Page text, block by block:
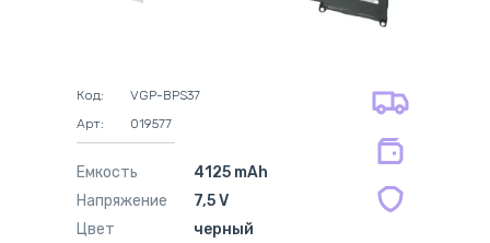
Код:
VGP-BPS37
Арт:
019577
Емкость
4125 mAh
Напряжение
7,5 V
Цвет
черный
мес.
мес.